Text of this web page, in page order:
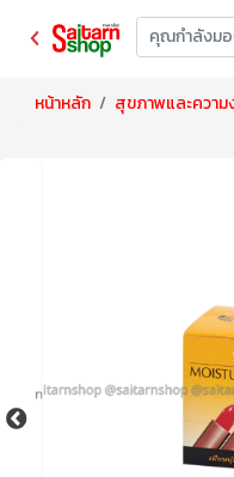
หน้าหลัก สุขภาพและความ